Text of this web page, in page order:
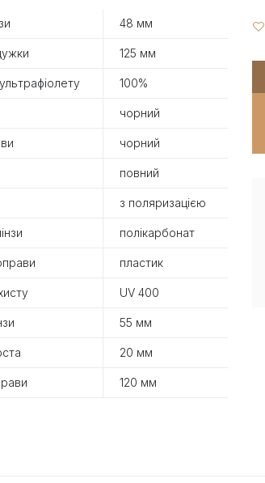
48 мм
125 мм
100%
чорний
чорний
повний
з поляризацією
полікарбонат
пластик
UV 400
55 мм
20 мм
120 мм